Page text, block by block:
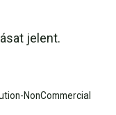
jelent.
NonCommercial